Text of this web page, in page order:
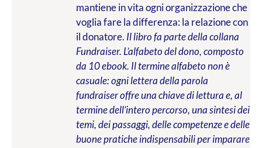
mantiene in vita ogni organizzazione che
voglia fare la differenza: la relazione con
il donatore. Il libro fa parte della collana
Fundraiser. L’alfabeto del dono, composto
da 10 ebook. Il termine alfabeto non è
casuale: ogni lettera della parola
fundraiser offre una chiave di lettura e, al
termine dell’intero percorso, una sintesi dei
temi, dei passaggi, delle competenze e delle
buone pratiche indispensabili per imparare